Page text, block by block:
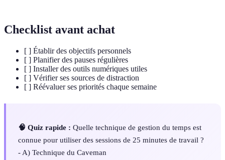
Checklist avant achat
[ ] Établir des objectifs personnels
[ ] Planifier des pauses régulières
[ ] Installer des outils numériques utiles
[ ] Vérifier ses sources de distraction
[ ] Réévaluer ses priorités chaque semaine
🧠 Quiz rapide : Quelle technique de gestion du temps est
connue pour utiliser des sessions de 25 minutes de travail ?
- A) Technique du Caveman